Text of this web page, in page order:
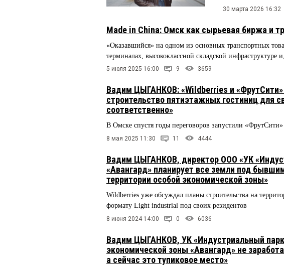
30 марта 2026 16:32
Made in China: Омск как сырьевая биржа и
«Оказавшийся» на одном из основных транспортных
терминалах, высококлассной складской инфраструктуре
5 июля 2025 16:00 9 3659
Вадим ЦЫГАНКОВ: «Wildberries и «ФрутСити»
строительство пятиэтажных гостиниц для
соответственно»
В Омске спустя годы переговоров запустили «ФрутСити»
8 мая 2025 11:30 11 4444
Вадим ЦЫГАНКОВ, директор ООО «УК
«Авангард» планирует все земли под
территории особой экономической зоны»
Wildberries уже обсуждал планы строительства на
формату Light industrial под своих резидентов
8 июня 2024 14:00 0 6036
Вадим ЦЫГАНКОВ, УК «Индустриальный
экономической зоны «Авангард» не
а сейчас это тупиковое место»